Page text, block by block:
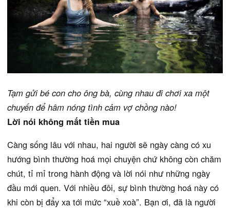
Tạm gửi bé con cho ông bà, cùng nhau đi chơi xa một
chuyến để hâm nóng tình cảm vợ chồng nào!
Lời nói không mất tiền mua
Càng sống lâu với nhau, hai người sẽ ngày càng có xu
hướng bình thường hoá mọi chuyện chứ không còn chăm
chút, tỉ mỉ trong hành động và lời nói như những ngày
đầu mới quen. Với nhiều đôi, sự bình thường hoá này có
khi còn bị đẩy xa tới mức “xuề xoà”. Bạn ơi, đã là người